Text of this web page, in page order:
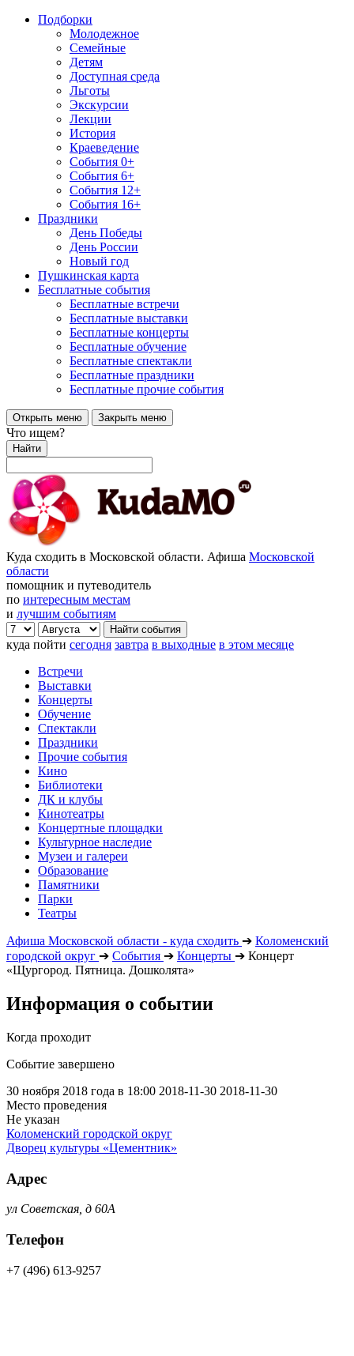
Подборки
Молодежное
Семейные
Детям
Доступная среда
Льготы
Экскурсии
Лекции
История
Краеведение
События 0+
События 6+
События 12+
События 16+
Праздники
День Победы
День России
Новый год
Пушкинская карта
Бесплатные события
Бесплатные встречи
Бесплатные выставки
Бесплатные концерты
Бесплатные обучение
Бесплатные спектакли
Бесплатные праздники
Бесплатные прочие события
Открыть меню Закрыть меню
Что ищем?
Найти
Куда сходить в Московской области. Афиша Московской
области
помощник и путеводитель
по интересным местам
и лучшим событиям
куда пойти сегодня завтра в выходные в этом месяце
Встречи
Выставки
Концерты
Обучение
Спектакли
Праздники
Прочие события
Кино
Библиотеки
ДК и клубы
Кинотеатры
Концертные площадки
Культурное наследие
Музеи и галереи
Образование
Памятники
Парки
Театры
Афиша Московской области - куда сходить ➔ Коломенский
городской округ ➔ События ➔ Концерты ➔ Концерт
«Щургород. Пятница. Дошколята»
Информация о событии
Когда проходит
Событие завершено
30 ноября 2018 года в 18:00 2018-11-30 2018-11-30
Место проведения
Не указан
Коломенский городской округ
Дворец культуры «Цементник»
Адрес
ул Советская, д 60А
Телефон
+7 (496) 613-9257